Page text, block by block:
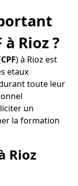
Rioz ?
CPF) à Rioz est
etaux
toute leur
un
la formation
Rioz